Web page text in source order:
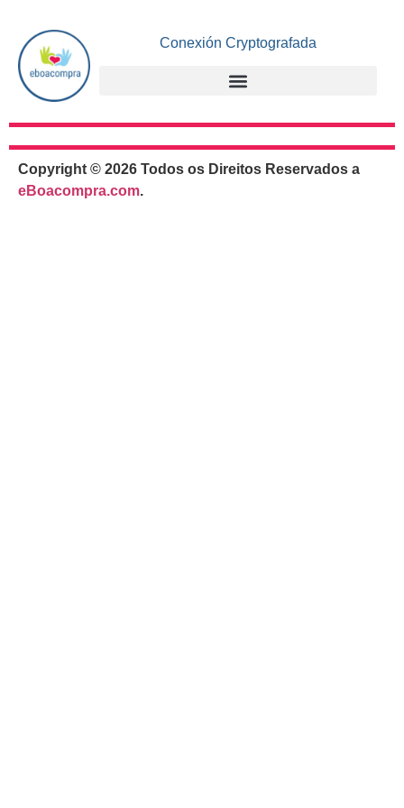
Conexión Cryptografada
Copyright © 2026 Todos os Direitos Reservados a
eBoacompra.com.